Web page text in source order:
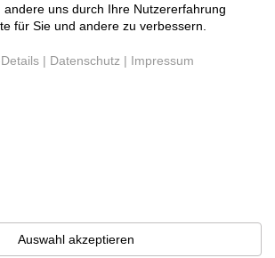
andere uns durch Ihre Nutzererfahrung
für Sie und andere zu verbessern.
| Datenschutz | Impressum
Auswahl akzeptieren